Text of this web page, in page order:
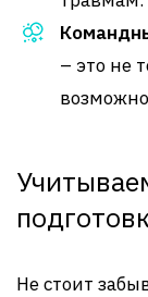
– это не
Не стоит